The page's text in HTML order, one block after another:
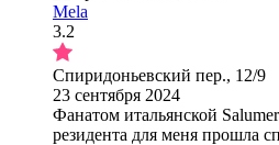
Mela
3.2
Спиридоньевский пер., 12/9
23 сентября 2024
Фанатом итальянской
резидента для меня прошла